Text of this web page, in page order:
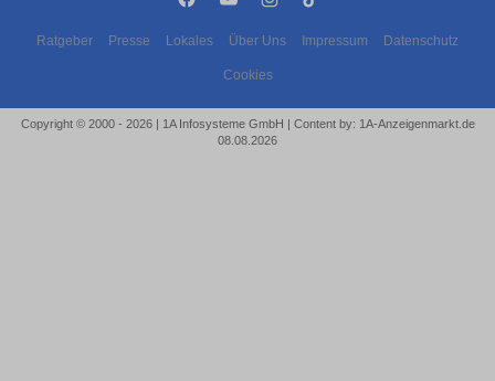
Ratgeber Presse Lokales Über Uns Impressum Datenschutz
Cookies
Copyright © 2000 - 2026 | 1A Infosysteme GmbH | Content by: 1A-Anzeigenmarkt.de
08.08.2026